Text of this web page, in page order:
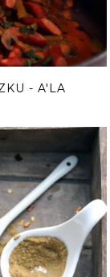
- A'LA